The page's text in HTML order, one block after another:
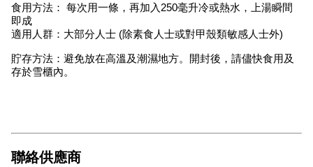
食用方法： 每次用一條，再加入250毫升冷或熱水，上湯瞬間
即成
適用人群：大部分人士 (除素食人士或對甲殼類敏感人士外)
貯存方法：避免放在高溫及潮濕地方。開封後，請儘快食用及
存於雪櫃內。
聯絡供應商